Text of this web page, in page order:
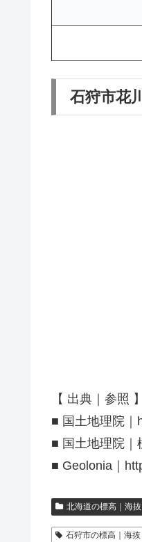
石狩市花
【 出典｜参照 】
■ 国土地理院｜
■ 国土地理院｜
■ Geolonia｜
北海道の標高｜海抜
石狩市の標高｜海抜